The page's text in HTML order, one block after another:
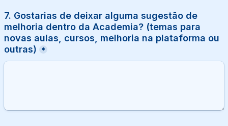
7. Gostarias de deixar alguma sugestão de
melhoria dentro da Academia? (temas para
novas aulas, cursos, melhoria na plataforma ou
outras)
*